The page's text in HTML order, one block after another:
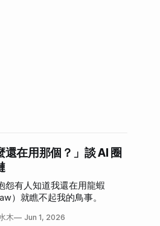
還在用那個？」談 AI 圈
怨有人知道我還在用龍蝦
）就瞧不起我的鳥事。
木 Jun 1, 2026